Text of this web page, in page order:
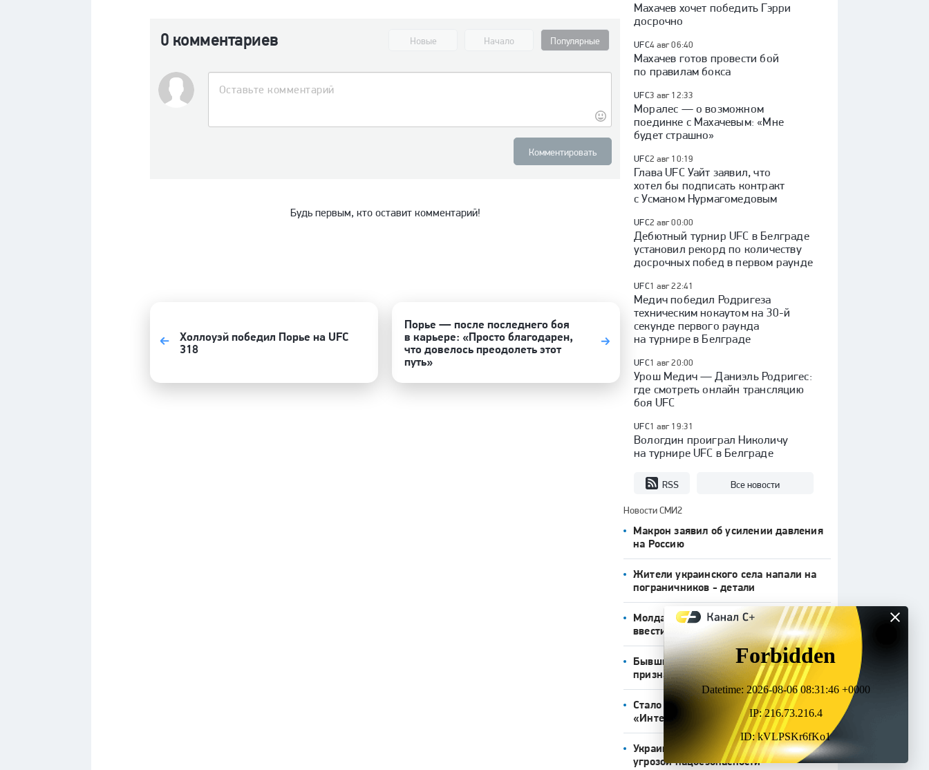
0 комментариев Новые Начало Популярные
Комментировать
Будь первым, кто оставит комментарий!
Холлоуэй победил Порье на UFC
318
Порье — после последнего боя
в карьере: «Просто благодарен,
что довелось преодолеть этот
путь»
Махачев хочет победить Гэрри
досрочно
UFC4 авг 06:40
Махачев готов провести бой
по правилам бокса
UFC3 авг 12:33
Моралес — о возможном
поединке с Махачевым: «Мне
будет страшно»
UFC2 авг 10:19
Глава UFC Уайт заявил, что
хотел бы подписать контракт
с Усманом Нурмагомедовым
UFC2 авг 00:00
Дебютный турнир UFC в Белграде
установил рекорд по количеству
досрочных побед в первом раунде
UFC1 авг 22:41
Медич победил Родригеза
техническим нокаутом на 30-й
секунде первого раунда
на турнире в Белграде
UFC1 авг 20:00
Урош Медич — Даниэль Родригес:
где смотреть онлайн трансляцию
боя UFC
UFC1 авг 19:31
Вологдин проиграл Николичу
на турнире UFC в Белграде
RSS Все новости
Новости СМИ2
Макрон заявил об усилении давления
на Россию
Жители украинского села напали на
пограничников - детали
Молдавские фермеры потребовали
ввести импорт зерновых с Украины
Бывший продюсер Газманова
признался в преступлении
Стало известно, где пройдет
«Интервидение» в 2026 году
Украина признала звезду «Универа»
угрозой нацбезопасности